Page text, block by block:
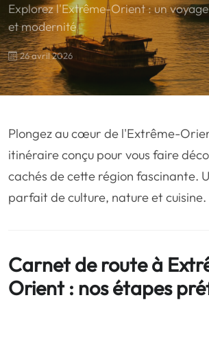
🌍Road Trip et Pays 🌆
🚢Croisière 🎢
Explorez l'Extrême-Orient : un
et modernité
26 avril 2026
Plongez au cœur de l'Extrême-
itinéraire conçu pour vous faire
cachés de cette région fascinante.
parfait de culture, nature et cuisine.
Carnet de route à
Orient : nos étapes